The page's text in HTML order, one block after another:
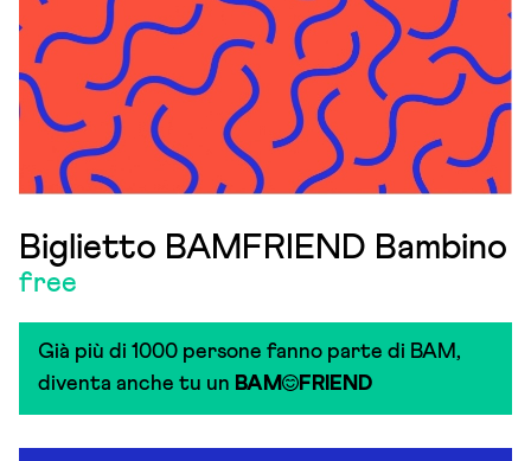
Biglietto BAMFRIEND Bambino
free
Già più di 1000 persone fanno parte di BAM,
diventa anche tu un BAM FRIEND